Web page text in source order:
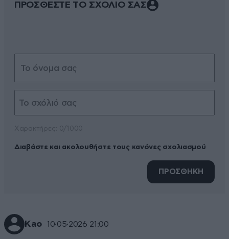
ΠΡΟΣΘΕΣΤΕ ΤΟ ΣΧΟΛΙΟ ΣΑΣ
Διαβάστε και ακολουθήστε τους κανόνες σχολιασμού
ΠΡΟΣΘΗΚΗ
Kao 10·05·2026 21:00